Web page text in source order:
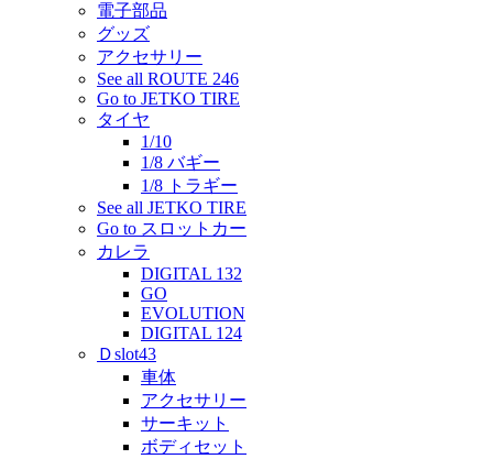
電子部品
グッズ
アクセサリー
See all ROUTE 246
Go to JETKO TIRE
タイヤ
1/10
1/8 バギー
1/8 トラギー
See all JETKO TIRE
Go to スロットカー
カレラ
DIGITAL 132
GO
EVOLUTION
DIGITAL 124
Ｄslot43
車体
アクセサリー
サーキット
ボディセット